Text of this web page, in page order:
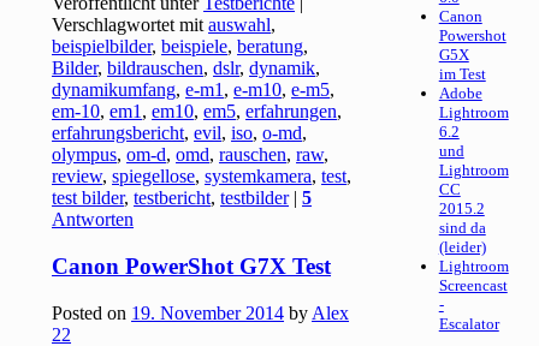
Verschlagwortet mit auswahl,
beispielbilder,beispiele,beratung,
Bilder,bildrauschen,dslr,dynamik,
dynamikumfang,e-m1,e-m10,e-m5,
em-10,em1,em10,em5,erfahrungen,
erfahrungsbericht,evil,iso,o-md,
olympus,om-d,omd,rauschen,raw,
review,spiegellose,systemkamera,test,
test bilder,testbericht,testbilder |5
Antworten
Canon PowerShot G7X Test
Posted on 19. November 2014 by Alex
22
Canon
Powershot
G5X
im Test
Adobe
Lightroom
6.2
und
Lightroom
CC
2015.2
sind da
(leider)
Lightroom
Screencast
-
Escalator